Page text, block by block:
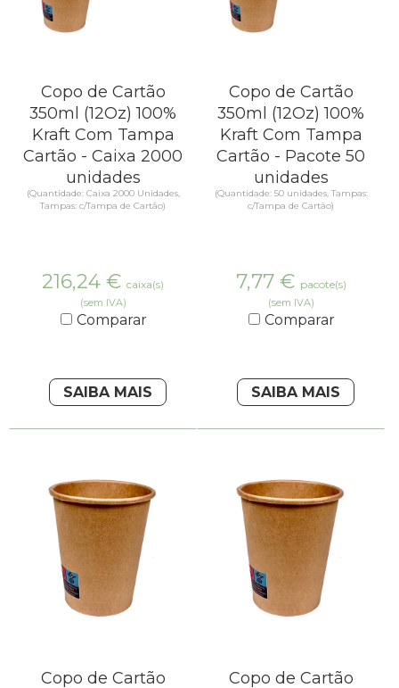
Copo de Cartão
350ml (12Oz) 100%
Kraft Com Tampa
Cartão - Caixa 2000
unidades
(Quantidade: Caixa 2000 Unidades,
Tampas: c/Tampa de Cartão)
216,24 € caixa(s)
(sem IVA)
Comparar
SAIBA MAIS
Copo de Cartão
350ml (12Oz) 100%
Kraft Com Tampa
Cartão - Pacote 50
unidades
(Quantidade: 50 unidades, Tampas:
c/Tampa de Cartão)
7,77 € pacote(s)
(sem IVA)
Comparar
SAIBA MAIS
Copo de Cartão
Copo de Cartão